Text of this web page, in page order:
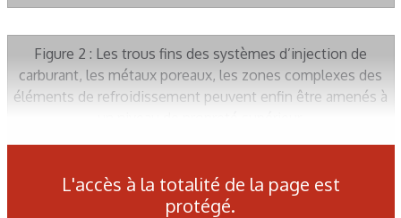
Figure 2 : Les trous fins des systèmes d’injection de
carburant, les métaux poreaux, les zones complexes des
éléments de refroidissement peuvent enfin être amenés à
Figure 3 : Comparaison des méthodes.
L'accès à la totalité de la page est
protégé.